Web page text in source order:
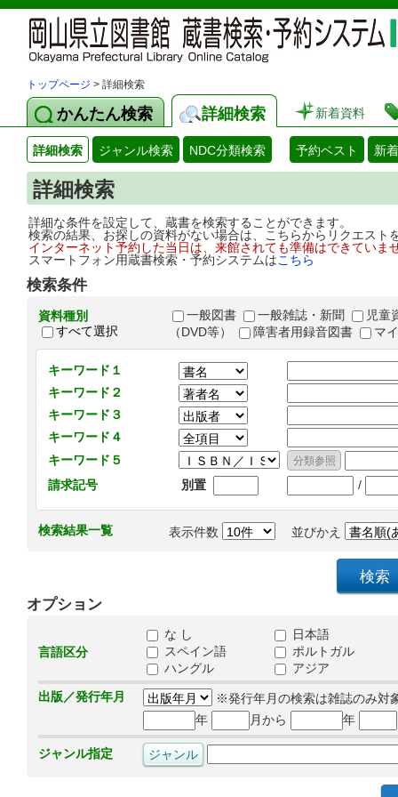
トップページ > 詳細検索
かんたん検索 詳細検索 新着資料
詳細検索 ジャンル検索 NDC分類検索 予約ベスト 新
詳細検索
詳細な条件を設定して、蔵書を検索することができます。
検索の結果、お探しの資料がない場合は、こちらからリクエス
インターネット予約した当日は、来館されても準備はできてい
スマートフォン用蔵書検索・予約システムはこちら
検索条件
資料種別
すべて選択
一般図書 一般雑誌・新聞
児童
（DVD等）
障害者用録音図書 マ
キーワード１
キーワード２
キーワード３
キーワード４
キーワード５
請求記号
別置 /
検索結果一覧 表示件数 並びかえ
オプション
言語区分
な し
日本語
スペイン語
ポルトガル
ハングル
アジア
出版／発行年月
※発行年月の検索は雑誌のみ対
年
月から 年
ジャンル指定